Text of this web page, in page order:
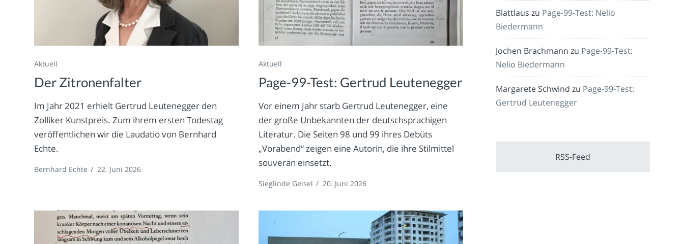
Aktuell
Der Zitronenfalter
Im Jahr 2021 erhielt Gertrud Leutenegger den
Zolliker Kunstpreis. Zum ihrem ersten Todestag
veröffentlichen wir die Laudatio von Bernhard
Echte.
Bernhard Echte / 22. Juni 2026
Aktuell
Page-99-Test: Gertrud Leutenegger
Vor einem Jahr starb Gertrud Leutenegger, eine
der große Unbekannten der deutschsprachigen
Literatur. Die Seiten 98 und 99 ihres Debüts
„Vorabend“ zeigen eine Autorin, die ihre Stilmittel
souverän einsetzt.
Sieglinde Geisel / 20. Juni 2026
Blattlaus zu Page-99-Test: Nelio
Biedermann
Jochen Brachmann zu Page-99-Test:
Nelio Biedermann
Margarete Schwind zu Page-99-Test:
Gertrud Leutenegger
RSS-Feed